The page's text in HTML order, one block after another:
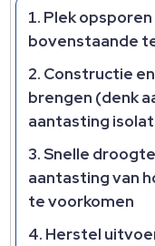
Plek
bovenstaande
Constructie
brengen (denk
aantasting
Snelle
aantasting van
te voorkomen
Herstel